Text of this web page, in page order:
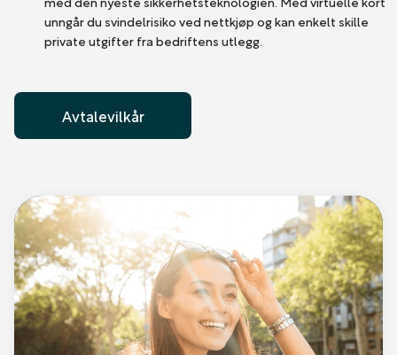
unngår du svindelrisiko ved nettkjøp og kan enkelt skille
private utgifter fra bedriftens utlegg.
Avtalevilkår